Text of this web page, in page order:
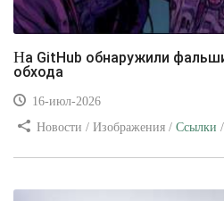
На GitHub обнаружили фальшивые утилиты для
обхода
16-июл-2026
Новости / Изображения / Ссылки